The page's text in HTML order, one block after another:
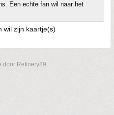
Een echte fan wil naar het
wil zijn kaartje(s)
door Refinery89